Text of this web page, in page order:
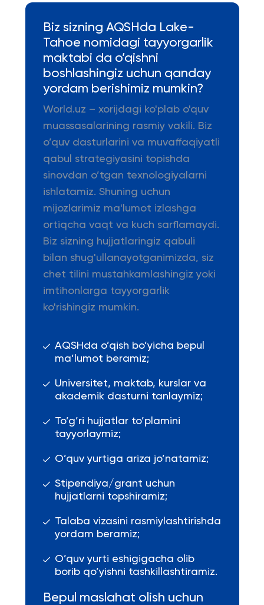
Biz sizning AQSHda Lake-
Tahoe nomidagi tayyorgarlik
maktabi da o’qishni
boshlashingiz uchun qanday
yordam berishimiz mumkin?
World.uz – xorijdagi ko'plab o'quv
muassasalarining rasmiy vakili. Biz
o’quv dasturlarini va muvaffaqiyatli
qabul strategiyasini topishda
sinovdan o’tgan texnologiyalarni
ishlatamiz. Shuning uchun
mijozlarimiz ma'lumot izlashga
ortiqcha vaqt va kuch sarflamaydi.
Biz sizning hujjatlaringiz qabuli
bilan shug'ullanayotganimizda, siz
chet tilini mustahkamlashingiz yoki
imtihonlarga tayyorgarlik
ko'rishingiz mumkin.
AQSHda o’qish bo’yicha bepul
ma’lumot beramiz;
Universitet, maktab, kurslar va
akademik dasturni tanlaymiz;
To’g’ri hujjatlar to’plamini
tayyorlaymiz;
O’quv yurtiga ariza jo’natamiz;
Stipendiya/grant uchun
hujjatlarni topshiramiz;
Talaba vizasini rasmiylashtirishda
yordam beramiz;
O’quv yurti eshigigacha olib
borib qo’yishni tashkillashtiramiz.
Bepul maslahat olish uchun